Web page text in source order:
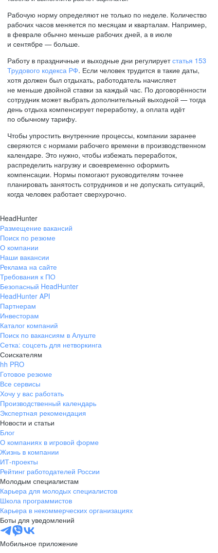
Рабочую норму определяют не только по неделе. Количество
рабочих часов меняется по месяцам и кварталам. Например,
в феврале обычно меньше рабочих дней, а в июле
и сентябре — больше.
Работу в праздничные и выходные дни регулируетстатья 153
Трудового кодекса РФ. Если человек трудится в такие даты,
хотя должен был отдыхать, работодатель начисляет
не меньше двойной ставки за каждый час. По договорённости
сотрудник может выбрать дополнительный выходной — тогда
день отдыха компенсирует переработку, а оплата идёт
по обычному тарифу.
Чтобы упростить внутренние процессы, компании заранее
сверяются с нормами рабочего времени в производственном
календаре. Это нужно, чтобы избежать переработок,
распределить нагрузку и своевременно оформить
компенсации. Нормы помогают руководителям точнее
планировать занятость сотрудников и не допускать ситуаций,
когда человек работает сверхурочно.
HeadHunter
Размещение вакансий
Поиск по резюме
О компании
Наши вакансии
Реклама на сайте
Требования к ПО
Безопасный HeadHunter
HeadHunter API
Партнерам
Инвесторам
Каталог компаний
Поиск по вакансиям в Алуште
Сетка: соцсеть для нетворкинга
Соискателям
hh PRO
Готовое резюме
Все сервисы
Хочу у вас работать
Производственный календарь
Экспертная рекомендация
Новости и статьи
Блог
О компаниях в игровой форме
Жизнь в компании
ИТ-проекты
Рейтинг работодателей России
Молодым специалистам
Карьера для молодых специалистов
Школа программистов
Карьера в некоммерческих организациях
Боты для уведомлений
Мобильное приложение